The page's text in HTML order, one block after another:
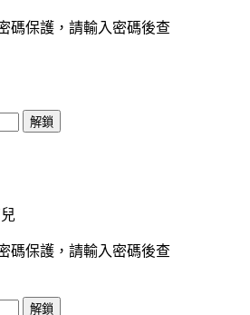
碼保護，請輸入密碼後查
解鎖
碼保護，請輸入密碼後查
解鎖